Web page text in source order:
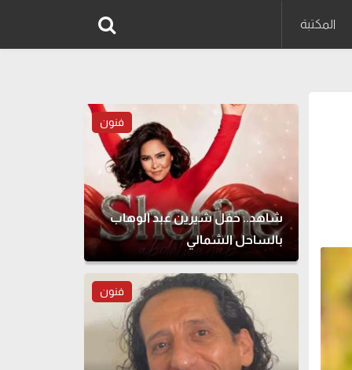
المكتبة
فنون
شاهد.. حفل شيرين عبد الوهاب
بالساحل الشمالي
فنون